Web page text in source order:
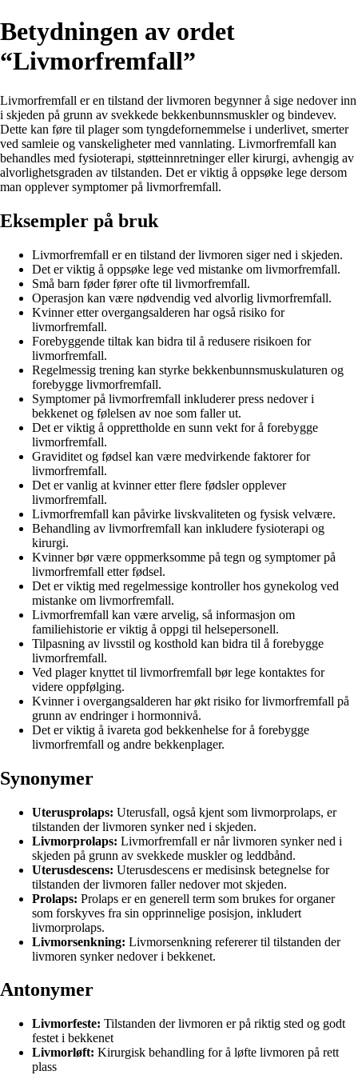
Betydningen av ordet
“Livmorfremfall”
Livmorfremfall er en tilstand der livmoren begynner å sige nedover inn
i skjeden på grunn av svekkede bekkenbunnsmuskler og bindevev.
Dette kan føre til plager som tyngdefornemmelse i underlivet, smerter
ved samleie og vanskeligheter med vannlating. Livmorfremfall kan
behandles med fysioterapi, støtteinnretninger eller kirurgi, avhengig av
alvorlighetsgraden av tilstanden. Det er viktig å oppsøke lege dersom
man opplever symptomer på livmorfremfall.
Eksempler på bruk
Livmorfremfall er en tilstand der livmoren siger ned i skjeden.
Det er viktig å oppsøke lege ved mistanke om livmorfremfall.
Små barn føder fører ofte til livmorfremfall.
Operasjon kan være nødvendig ved alvorlig livmorfremfall.
Kvinner etter overgangsalderen har også risiko for
livmorfremfall.
Forebyggende tiltak kan bidra til å redusere risikoen for
livmorfremfall.
Regelmessig trening kan styrke bekkenbunnsmuskulaturen og
forebygge livmorfremfall.
Symptomer på livmorfremfall inkluderer press nedover i
bekkenet og følelsen av noe som faller ut.
Det er viktig å opprettholde en sunn vekt for å forebygge
livmorfremfall.
Graviditet og fødsel kan være medvirkende faktorer for
livmorfremfall.
Det er vanlig at kvinner etter flere fødsler opplever
livmorfremfall.
Livmorfremfall kan påvirke livskvaliteten og fysisk velvære.
Behandling av livmorfremfall kan inkludere fysioterapi og
kirurgi.
Kvinner bør være oppmerksomme på tegn og symptomer på
livmorfremfall etter fødsel.
Det er viktig med regelmessige kontroller hos gynekolog ved
mistanke om livmorfremfall.
Livmorfremfall kan være arvelig, så informasjon om
familiehistorie er viktig å oppgi til helsepersonell.
Tilpasning av livsstil og kosthold kan bidra til å forebygge
livmorfremfall.
Ved plager knyttet til livmorfremfall bør lege kontaktes for
videre oppfølging.
Kvinner i overgangsalderen har økt risiko for livmorfremfall på
grunn av endringer i hormonnivå.
Det er viktig å ivareta god bekkenhelse for å forebygge
livmorfremfall og andre bekkenplager.
Synonymer
Uterusprolaps: Uterusfall, også kjent som livmorprolaps, er
tilstanden der livmoren synker ned i skjeden.
Livmorprolaps: Livmorfremfall er når livmoren synker ned i
skjeden på grunn av svekkede muskler og leddbånd.
Uterusdescens: Uterusdescens er medisinsk betegnelse for
tilstanden der livmoren faller nedover mot skjeden.
Prolaps: Prolaps er en generell term som brukes for organer
som forskyves fra sin opprinnelige posisjon, inkludert
livmorprolaps.
Livmorsenkning: Livmorsenkning refererer til tilstanden der
livmoren synker nedover i bekkenet.
Antonymer
Livmorfeste: Tilstanden der livmoren er på riktig sted og godt
festet i bekkenet
Livmorløft: Kirurgisk behandling for å løfte livmoren på rett
plass